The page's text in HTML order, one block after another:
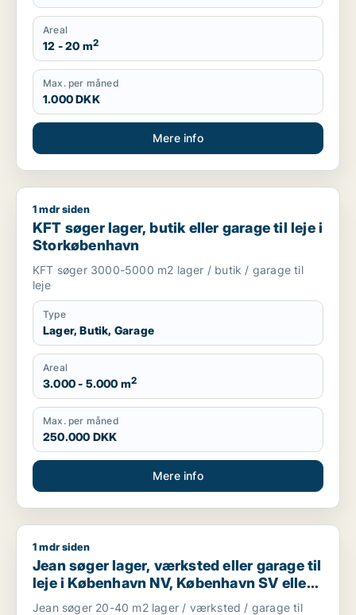
Areal
12 - 20 m2
Max. per måned
1.000 DKK
Mere info
KFT søger lager, butik eller garage til leje i Storkøbenhavn
1 mdr siden
KFT søger lager, butik eller garage til leje i
Storkøbenhavn
KFT søger 3000-5000 m2 lager / butik / garage til
leje
Type
Lager, Butik, Garage
Areal
3.000 - 5.000 m2
Max. per måned
250.000 DKK
Mere info
Jean søger lager, værksted eller garage til leje i København
1 mdr siden
Jean søger lager, værksted eller garage til
leje i København NV, København SV eller
Valby m.fl.
Jean søger 20-40 m2 lager / værksted / garage til